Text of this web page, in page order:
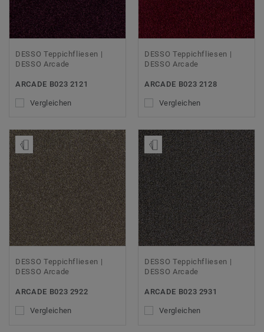
DESSO Teppichfliesen |
DESSO Arcade
ARCADE B023 2121
Vergleichen
DESSO Teppichfliesen |
DESSO Arcade
ARCADE B023 2128
Vergleichen
Muster bestellen
DESSO Teppichfliesen |
DESSO Arcade
ARCADE B023 2922
Vergleichen
Muster bestellen
DESSO Teppichfliesen |
DESSO Arcade
ARCADE B023 2931
Vergleichen